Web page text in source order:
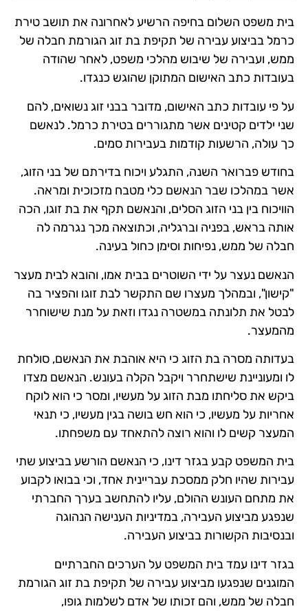
בית משפט השלום בחיפה הרשיע לאחרונה את תושב טירת
כרמל בביצוע עבירה של תקיפת בת זוג הגורמת חבלה של
ממש, ועבירה של שיבוש מהלכי משפט, לאחר שהודה
בעובדות כתב האישום המתוקן שהוגש כנגדו.
על פי עובדות כתב האישום, מדובר בבני זוג נשואים, להם
שני ילדים קטינים אשר מתגוררים בטירת כרמל. לנאשם
כך עולה, הרשעות קודמות בעבירות סמים.
בחודש פברואר השנה, התגלע ויכוח בדירתם של בני הזוג,
אשר במהלכו שבר הנאשם כלי מטבח מזכוכית ומראה.
הוויכוח בין בני הזוג הסלים, והנאשם תקף את בת זוגו, הכה
אותה בראש, בפניה וברגליה, וכתוצאה מכך נגרמה לה
חבלה של ממש, נפיחות וסימן כחול בעינה.
הנאשם נעצר על ידי השוטרים בבית אמו, והובא לבית מעצר
"קישון", ובמהלך מעצרו שם התקשר לבת זוגו והפציר בה
לבטל את תלונתה במשטרה נגדו וזאת על מנת שישוחרר
מהמעצר.
בעדותה מסרה בת הזוג כי היא אוהבת את הנאשם, סולחת
לו ומעוניינת שישתחרר ויקבל הקלה בעונש. הנאשם מצדו
ביקש את סליחתו מבת הזוג על מעשיו, ומסר כי הוא לוקח
אחריות על מעשיו, כי הוא חש בושה בגין מעשיו, כי תנאי
המעצר קשים לו והוא רוצה להתאחד עם משפחתו.
בית המשפט קבע בגזר דינו, כי הנאשם הורשע בביצוע שתי
עבירות שהיו חלק ממסכת עבריינית אחד, וכי בבואו לקבוע
את מתחם העונש ההולם, עליו להתחשב בערך החברתי
שנפגע מביצוע העבירה, במדיניות הענישה הנהוגה
ובנסיבות הקשורות בביצוע העבירה.
בגזר דינו עמד בית המשפט על הערכים החברתיים
המוגנים שנפגעו מביצוע עבירה של תקיפת בת זוג הגורמת
חבלה של ממש, והם זכותו של אדם לשלמות גופו,